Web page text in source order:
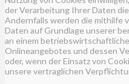
der Verarbeitung Ihrer Daten
Andernfalls werden die mithilfe
Daten auf Grundlage unserer
an einem
Onlineangebotes und dessen
oder, wenn der Einsatz von
unsere vertraglichen